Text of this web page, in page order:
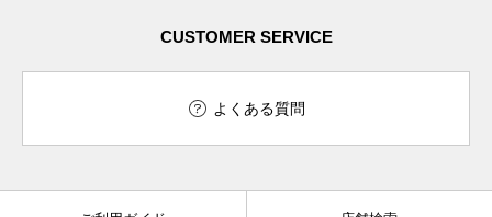
CUSTOMER SERVICE
よくある質問